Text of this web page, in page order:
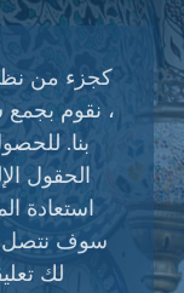
، نقوم
بنا.
الحقول
استعادة
سوف نتصل
لك